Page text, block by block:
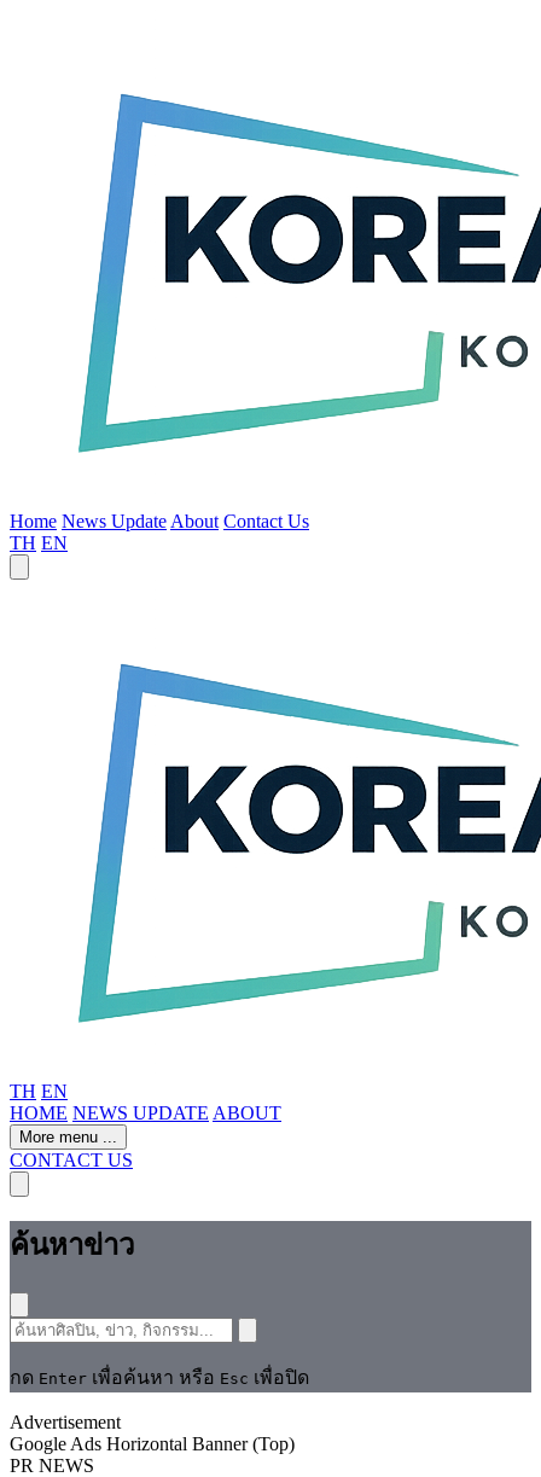
Home News Update About Contact Us
TH EN
TH EN
HOME NEWS UPDATE ABOUT
More menu ...
CONTACT US
ค้นหาข่าว
กด Enter เพื่อค้นหา หรือ Esc เพื่อปิด
Advertisement
Google Ads Horizontal Banner (Top)
PR NEWS